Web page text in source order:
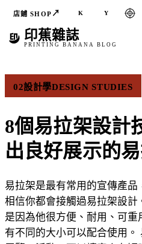
店鋪 SHOP ↗ K Y
印蕉雜誌
PRINTING BANANA BLOG
02設計學DESIGN STUDIES
8個易拉架設計
出良好展示的
易拉架是最有常用的宣傳產品
相信你都會接觸過易拉架設計
是因為他很方便、耐用、可
有不同的大小可以配合使用